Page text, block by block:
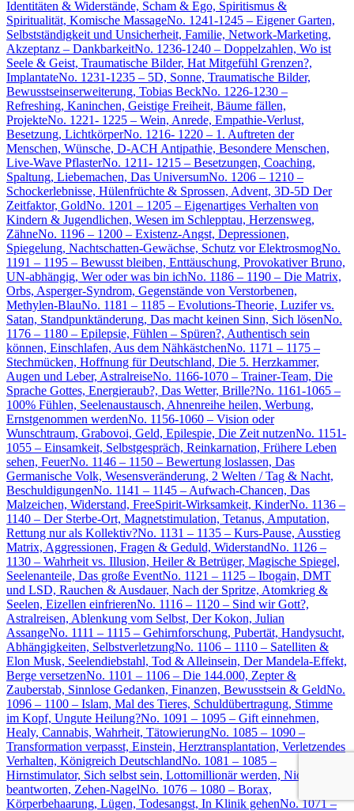
Identitäten & Widerstände, Scham & Ego, Spiritismus &
Spiritualität, Komische MassageNo. 1241-1245 – Eigener Garten,
Selbstständigkeit und Unsicherheit, Familie, Network-Marketing,
Akzeptanz – DankbarkeitNo. 1236-1240 – Doppelzahlen, Wo ist
Seele & Geist, Traumatische Bilder, Hat Mitgefühl Grenzen?,
ImplantateNo. 1231-1235 – 5D, Sonne, Traumatische Bilder,
Bewusstseinserweiterung, Tobias BeckNo. 1226-1230 –
Refreshing, Kaninchen, Geistige Freiheit, Bäume fällen,
ProjekteNo. 1221- 1225 – Wein, Anrede, Empathie-Verlust,
Besetzung, LichtkörperNo. 1216- 1220 – 1. Auftreten der
Menschen, Wünsche, D-ACH Antipathie, Besondere Menschen,
Live-Wave PflasterNo. 1211- 1215 – Besetzungen, Coaching,
Spaltung, Liebemachen, Das UniversumNo. 1206 – 1210 –
Schockerlebnisse, Hülenfrüchte & Sprossen, Advent, 3D-5D Der
Zeitfaktor, GoldNo. 1201 – 1205 – Eigenartiges Verhalten von
Kindern & Jugendlichen, Wesen im Schlepptau, Herzensweg,
ZähneNo. 1196 – 1200 – Existenz-Angst, Depressionen,
Spiegelung, Nachtschatten-Gewächse, Schutz vor ElektrosmogNo.
1191 – 1195 – Bewusst bleiben, Enttäuschung, Provokativer Bruno,
UN-abhängig, Wer oder was bin ichNo. 1186 – 1190 – Die Matrix,
Orbs, Asperger-Syndrom, Gegenstände von Verstorbenen,
Methylen-BlauNo. 1181 – 1185 – Evolutions-Theorie, Luzifer vs.
Satan, Standpunktänderung, Das macht keinen Sinn, Sich lösenNo.
1176 – 1180 – Epilepsie, Fühlen – Spüren?, Authentisch sein
können, Einschlafen, Aus dem NähkästchenNo. 1171 – 1175 –
Stechmücken, Hoffnung für Deutschland, Die 5. Herzkammer,
Augen und Leber, AstralreiseNo. 1166-1070 – Trainer-Team, Die
Sprache Gottes, Energieraub?, Das Wetter, Brille?No. 1161-1065 –
100% Fühlen, Seelenaustausch, Ahnenreihe heilen, Werbung,
Ernstgenommen werdenNo. 1156-1060 – Vision oder
Wunschtraum, Grabovoi, Geld, Epilespie, Die Zeit nutzenNo. 1151-
1055 – Einsamkeit, Selbstgespräch, Reinkarnation, Frühere Leben
sehen, FeuerNo. 1146 – 1150 – Bewertung loslassen, Das
Germanische Volk, Wesensveränderung, 2 Welten / Tag & Nacht,
BeschuldigungenNo. 1141 – 1145 – Aufwach-Chancen, Das
Malzeichen, Widerstand, FreeSpirit-Wirksamkeit, KinderNo. 1136 –
1140 – Der Sterbe-Ort, Magnetstimulation, Tetanus, Amputation,
Rettung nur als Kollektiv?No. 1131 – 1135 – Kurs-Pause, Ausstieg
Matrix, Aggressionen, Fragen & Geduld, WiderstandNo. 1126 –
1130 – Wahrheit vs. Illusion, Heiler & Betrüger, Magische Spiegel,
Seelenanteile, Das große EventNo. 1121 – 1125 – Ibogain, DMT
und LSD, Rauchen & Ausdauer, Nach der Spritze, Atomkrieg &
Seelen, Eizellen einfrierenNo. 1116 – 1120 – Sind wir Gott?,
Astralreisen, Ablenkung vom Selbst, Der Kokon, Julian
AssangeNo. 1111 – 1115 – Gehirnforschung, Pubertät, Handysucht,
Abhängigkeiten, SelbstverletzungNo. 1106 – 1110 – Satelliten &
Elon Musk, Seelendiebstahl, Tod & Alleinsein, Der Mandela-Effekt,
Berge versetzenNo. 1101 – 1106 – Die 144.000, Zepter &
Zauberstab, Sinnlose Gedanken, Finanzen, Bewusstsein & GeldNo.
1096 – 1100 – Islam, Mal des Tieres, Schuldübertragung, Stimme
im Kopf, Ungute Heilung?No. 1091 – 1095 – Gift einnehmen,
Healy, Cannabis, Wahrheit, TätowierungNo. 1085 – 1090 –
Transformation verpasst, Einstein, Herztransplantation, Verletzendes
Verhalten, Königreich DeutschlandNo. 1081 – 1085 –
Hirnstimulator, Sich selbst sein, Lottomillionär werden, Nicht
beantworten, Zehen-NagelNo. 1076 – 1080 – Borax,
Körperbehaarung, Lügen, Todesangst, In Klinik gehenNo. 1071 –